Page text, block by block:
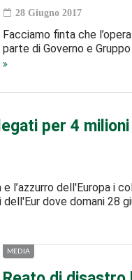
28 Giugno 2017
Facciamo finta che
parte di Governo e
per 4
l’azzurro dell'Europa i
dove domani 28
MEDIA